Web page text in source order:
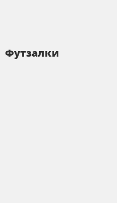
Футзалки